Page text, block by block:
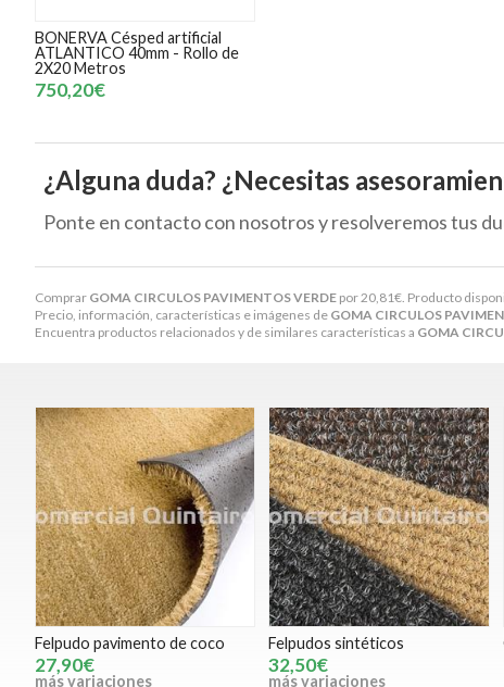
Comprar GOMA CIRCULOS PAVIMENTOS VERDE por 20,81€ . Producto
Precio, información, características e imágenes de GOMA CIRCULOS
Encuentra productos relacionados y de similares características a GOMA
BONERVA Césped artificial
ATLANTICO 40mm - Rollo de
2X20 Metros
750,20€
¿Alguna duda? ¿Necesitas
Ponte en contacto con nosotros y resolveremos tus
Felpudo pavimento de coco
27,90€
más variaciones
Felpudos sintéticos
32,50€
más variaciones